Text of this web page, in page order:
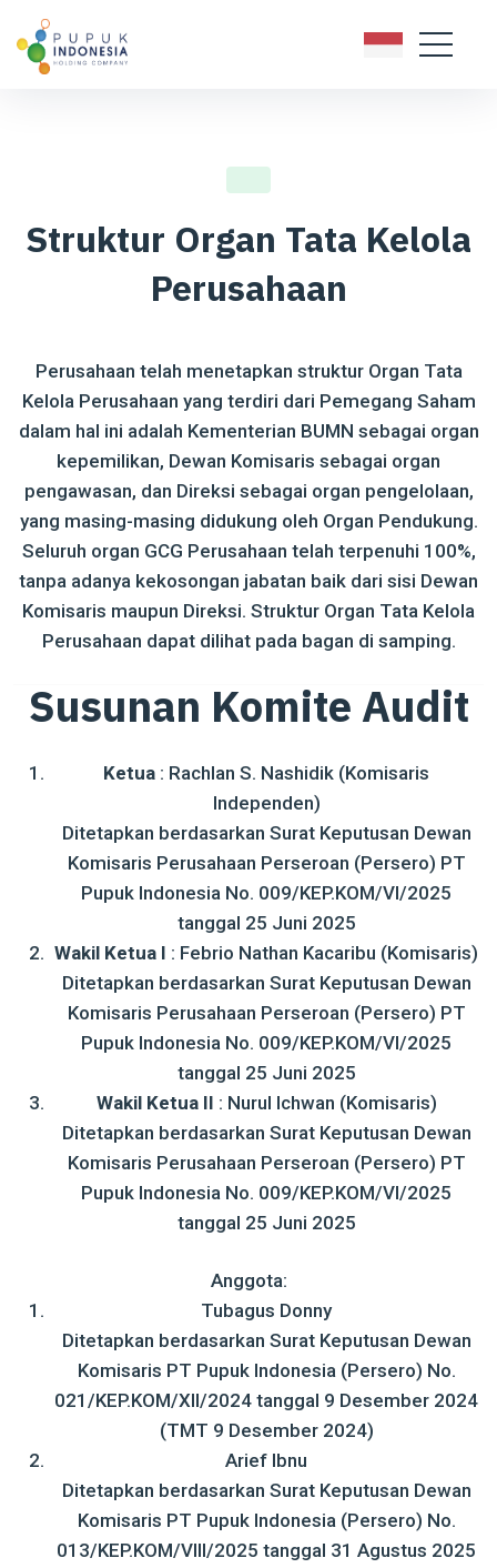
Struktur Organ Tata Kelola
Perusahaan
Perusahaan telah menetapkan struktur Organ Tata
Kelola Perusahaan yang terdiri dari Pemegang Saham
dalam hal ini adalah Kementerian BUMN sebagai organ
kepemilikan, Dewan Komisaris sebagai organ
pengawasan, dan Direksi sebagai organ pengelolaan,
yang masing-masing didukung oleh Organ Pendukung.
Seluruh organ GCG Perusahaan telah terpenuhi 100%,
tanpa adanya kekosongan jabatan baik dari sisi Dewan
Komisaris maupun Direksi. Struktur Organ Tata Kelola
Perusahaan dapat dilihat pada bagan di samping.
Susunan Komite Audit
Ketua : Rachlan S. Nashidik (Komisaris
Independen)
Ditetapkan berdasarkan Surat Keputusan Dewan
Komisaris Perusahaan Perseroan (Persero) PT
Pupuk Indonesia No. 009/KEP.KOM/VI/2025
tanggal 25 Juni 2025
Wakil Ketua I : Febrio Nathan Kacaribu (Komisaris)
Ditetapkan berdasarkan Surat Keputusan Dewan
Komisaris Perusahaan Perseroan (Persero) PT
Pupuk Indonesia No. 009/KEP.KOM/VI/2025
tanggal 25 Juni 2025
Wakil Ketua II : Nurul Ichwan (Komisaris)
Ditetapkan berdasarkan Surat Keputusan Dewan
Komisaris Perusahaan Perseroan (Persero) PT
Pupuk Indonesia No. 009/KEP.KOM/VI/2025
tanggal 25 Juni 2025
Anggota:
Tubagus Donny
Ditetapkan berdasarkan Surat Keputusan Dewan
Komisaris PT Pupuk Indonesia (Persero) No.
021/KEP.KOM/XII/2024 tanggal 9 Desember 2024
(TMT 9 Desember 2024)
Arief Ibnu
Ditetapkan berdasarkan Surat Keputusan Dewan
Komisaris PT Pupuk Indonesia (Persero) No.
013/KEP.KOM/VIII/2025 tanggal 31 Agustus 2025